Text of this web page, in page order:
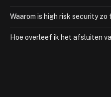
Waarom is high risk security
Hoe overleef ik het afsluiten